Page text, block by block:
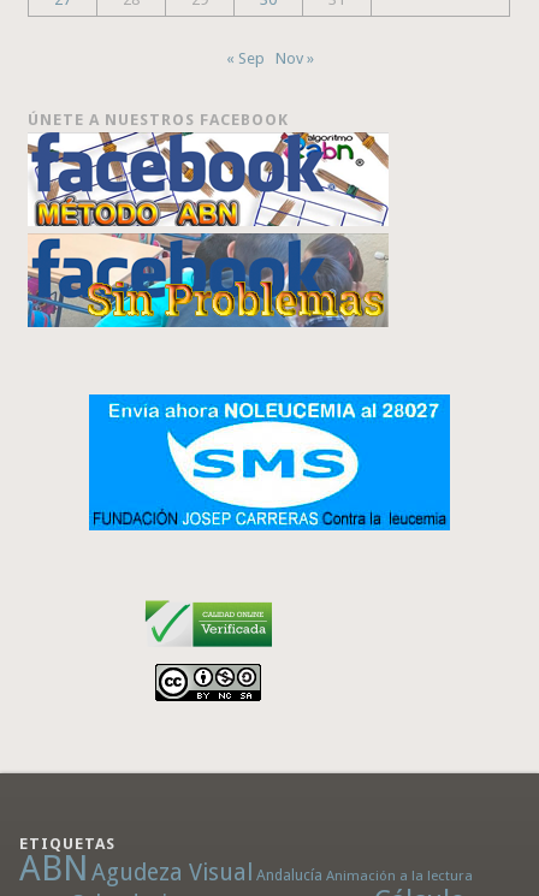
« Sep Nov »
ÚNETE A NUESTROS FACEBOOK
ETIQUETAS
ABN Agudeza Visual Andalucía Animación a la lectura